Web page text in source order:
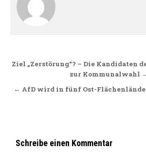
Beitragsnavigation
Ziel „Zerstörung“? – Die Kandidaten
zur Kommunalwahl
← AfD wird in fünf Ost-
Schreibe einen Kommentar